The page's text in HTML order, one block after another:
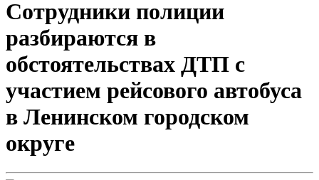
Сотрудники полиции
разбираются в
обстоятельствах ДТП с
участием рейсового автобуса
в Ленинском городском
округе